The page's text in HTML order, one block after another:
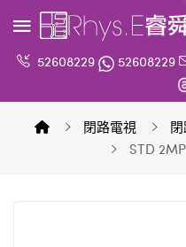
52608229 52608229
閉路電視
STD